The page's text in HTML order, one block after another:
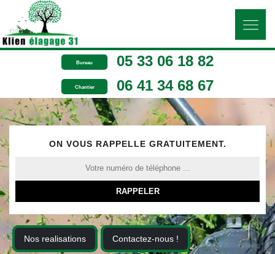
Bureau 05 33 06 18 82
Chantier 06 41 34 68 67
ON VOUS RAPPELLE GRATUITEMENT.
Nos realisations Contactez-nous !